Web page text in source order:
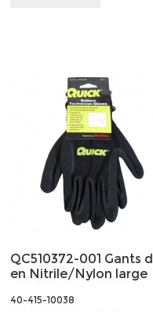
QC510372-001 Gants
en Nitrile/Nylon large
40-415-10038